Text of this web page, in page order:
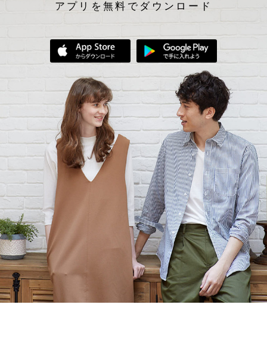
アプリを無料でダウンロード
App Storeからダウンロード